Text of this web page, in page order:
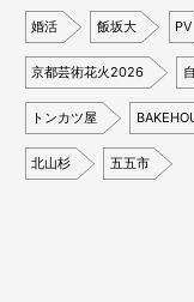
婚活 飯坂大 PV
京都芸術花火2026
トンカツ屋
北山杉 五五市